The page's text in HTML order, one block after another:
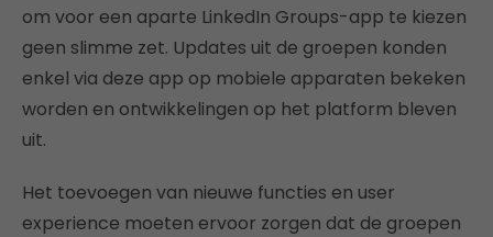
om voor een aparte LinkedIn Groups-app te kiezen
geen slimme zet. Updates uit de groepen konden
enkel via deze app op mobiele apparaten bekeken
worden en ontwikkelingen op het platform bleven
uit.
Het toevoegen van nieuwe functies en user
experience moeten ervoor zorgen dat de groepen